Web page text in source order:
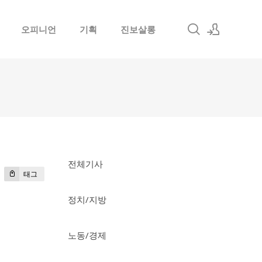
오피니언 기획 진보살롱
전체기사
정치/지방
노동/경제
태그